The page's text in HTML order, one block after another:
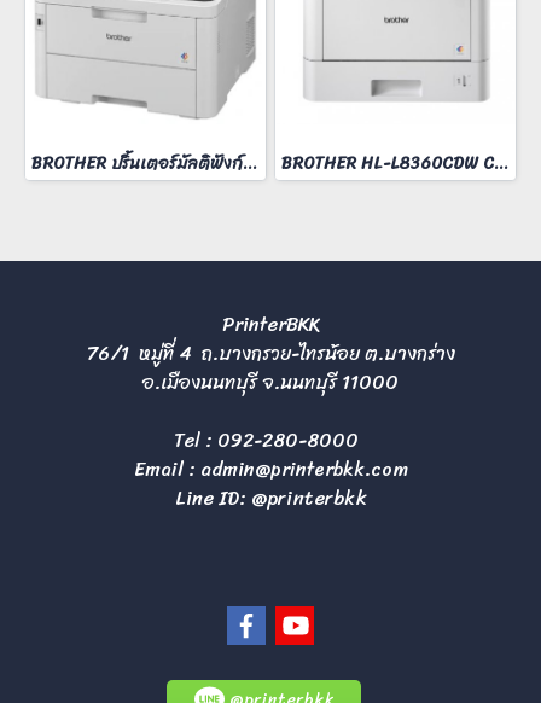
BROTHER ปริ้นเตอร์มัลติฟังก์ชั่น รุ่น MFC-L3760CDW BROTHER HL-L8360CDW COLOR LASER PRINTER
PrinterBKK
76/1 หมู่ที่ 4 ถ.บางกรวย-ไทรน้อย ต.บางกร่าง
อ.เมืองนนทบุรี จ.นนทบุรี 11000
Tel : 092-280-8000
Email : admin@printerbkk.com
Line ID: @printerbkk